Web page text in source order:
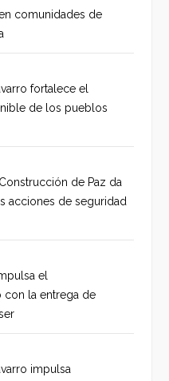
comunidades de
fortalece el
de los pueblos
de Paz da
acciones de seguridad
el
la entrega de
impulsa